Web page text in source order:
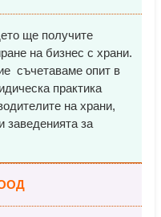
ще получите
на бизнес с храни.
съчетаваме опит в
практика
на храни,
заведенията за